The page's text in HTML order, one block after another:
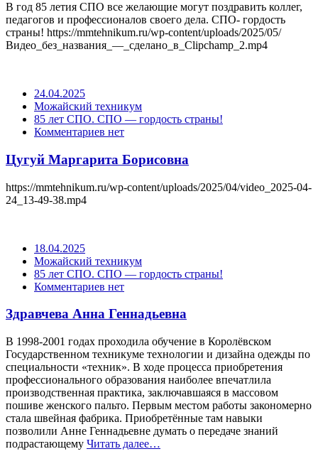
В год 85 летия СПО все желающие могут поздравить коллег,
педагогов и профессионалов своего дела. СПО- гордость
страны! https://mmtehnikum.ru/wp-content/uploads/2025/05/
Видео_без_названия_—_сделано_в_Clipchamp_2.mp4
24.04.2025
Можайский техникум
85 лет СПО. СПО — гордость страны!
Комментариев нет
Цугуй Маргарита Борисовна
https://mmtehnikum.ru/wp-content/uploads/2025/04/video_2025-04-
24_13-49-38.mp4
18.04.2025
Можайский техникум
85 лет СПО. СПО — гордость страны!
Комментариев нет
Здравчева Анна Геннадьевна
В 1998-2001 годах проходила обучение в Королёвском
Государственном техникуме технологии и дизайна одежды по
специальности «техник». В ходе процесса приобретения
профессионального образования наиболее впечатлила
производственная практика, заключавшаяся в массовом
пошиве женского пальто. Первым местом работы закономерно
стала швейная фабрика. Приобретённые там навыки
позволили Анне Геннадьевне думать о передаче знаний
подрастающему Читать далее…